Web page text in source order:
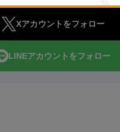
Xアカウントをフォロー
LINEアカウントをフォロー